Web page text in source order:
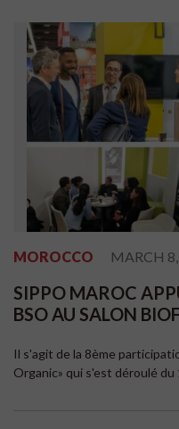
MOROCCO MARCH
SIPPO MAROC
BSO AU SALON
Il s'agit de la 8ème
Organic» qui s'est déroulé du